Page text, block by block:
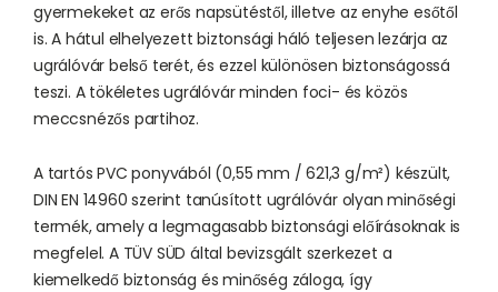
gyermekeket az erős napsütéstől, illetve az enyhe esőtől
is. A hátul elhelyezett biztonsági háló teljesen lezárja az
ugrálóvár belső terét, és ezzel különösen biztonságossá
teszi. A tökéletes ugrálóvár minden foci- és közös
meccsnézős partihoz.
A tartós PVC ponyvából (0,55 mm / 621,3 g/m²) készült,
DIN EN 14960 szerint tanúsított ugrálóvár olyan minőségi
termék, amely a legmagasabb biztonsági előírásoknak is
megfelel. A TÜV SÜD által bevizsgált szerkezet a
kiemelkedő biztonság és minőség záloga, így